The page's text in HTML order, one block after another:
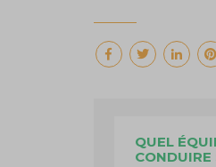
QUEL
CONDUIRE